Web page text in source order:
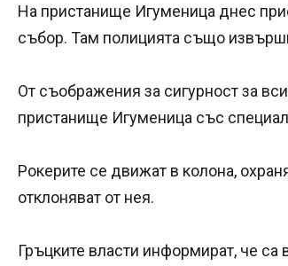
На пристанище Игуменица днес
събор. Там полицията също
От съображения за сигурност за
пристанище Игуменица със
Рокерите се движат в колона,
отклоняват от нея.
Гръцките власти информират, че